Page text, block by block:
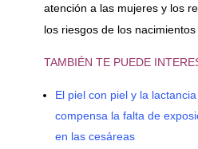
atención a las mujeres y los
los riesgos de los
TAMBIÉN TE PUEDE
El piel con piel y la
compensa la falta de
en las cesáreas